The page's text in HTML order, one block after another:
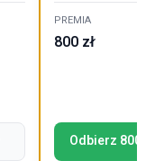
PREMIA
800 zł
Odbierz 800 zł